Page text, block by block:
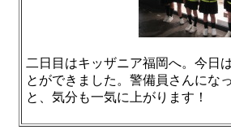
二日目はキッザニア福岡へ。今日
とができました。警備員さんにな
と、気分も一気に上がります！